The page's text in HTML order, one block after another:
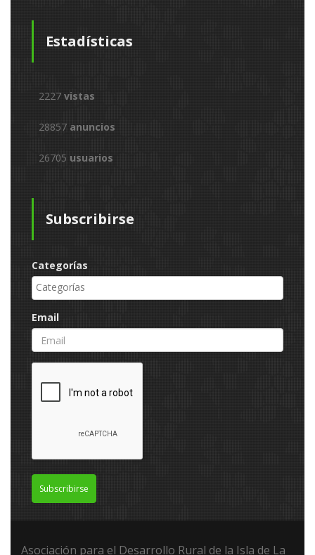
Estadísticas
2227 vistas
28857 anuncios
26705 usuarios
Subscribirse
Categorías
Email
Subscribirse
Asociación para el Desarrollo Rural de la Isla de La